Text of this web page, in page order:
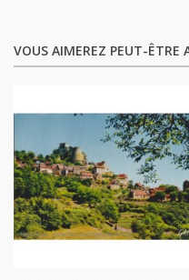
VOUS AIMEREZ PEUT-ÊTRE